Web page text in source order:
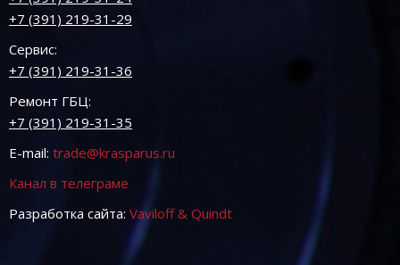
+7 (391) 219-31-29
Сервис:
+7 (391) 219-31-36
Ремонт ГБЦ:
+7 (391) 219-31-35
E-mail: trade@krasparus.ru
Канал в телеграме
Разработка сайта: Vaviloff & Quindt